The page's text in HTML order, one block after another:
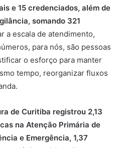
e 15 credenciados, além de
somando 321
a escala de atendimento,
para nós, são pessoas
o esforço para manter
tempo, reorganizar fluxos
de Curitiba registrou 2,13
na Atenção Primária de
e Emergência, 1,37